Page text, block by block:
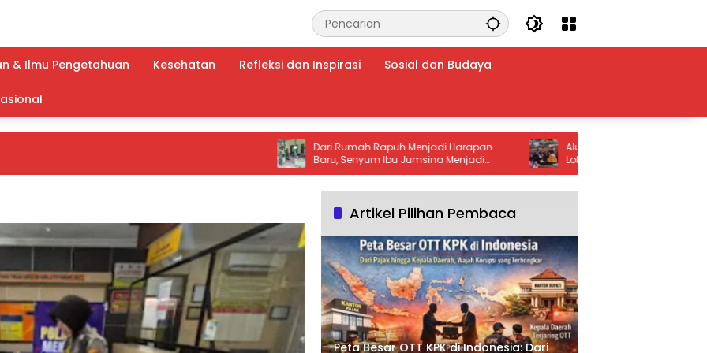
& Ilmu Pengetahuan Kesehatan Refleksi dan Inspirasi Sosial dan Budaya
Dari Rumah Rapuh Menjadi Harapan
Baru, Senyum Ibu Jumsina Menjadi
Makna TMMD bagi Warga Batu Bara
Alun-Alun Jember Jadi Favorit
Lokasi Asyik untuk Arisan dan
Artikel Pilihan Pembaca
Peta Besar OTT KPK di Indonesia: Dari